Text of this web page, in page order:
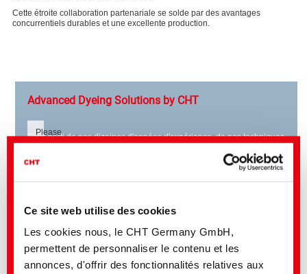
Ce site web utilise des cookies
Les cookies nous, le CHT Germany GmbH,
permettent de personnaliser le contenu et les
annonces, d'offrir des fonctionnalités relatives aux
Cette étroite collaboration partenariale se solde par des avantages
concurrentiels durables et une excellente production.
Advanced Dyeing Solutions by CHT
Please
accept
cookies
watch
Tirez parti de nos dizaines d'années d'expérience, de nos techniques
personnalisés.